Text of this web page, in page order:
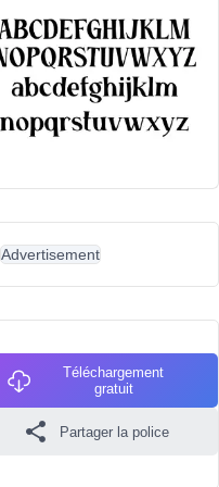
Advertisement
Téléchargement
gratuit
Partager la police